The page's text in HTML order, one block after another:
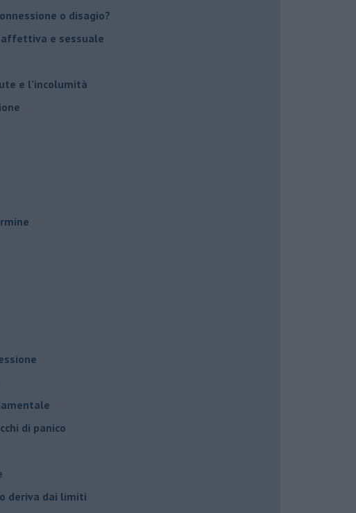
o disagio?
affettiva e sessuale
e l’incolumità
di panico
deriva dai limiti